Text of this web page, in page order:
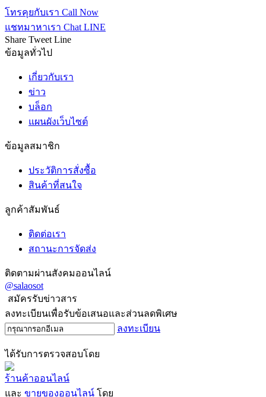
โทรคุยกับเรา Call Now
แชทมาหาเรา Chat LINE
Share Tweet Line
ข้อมูลทั่วไป
เกี่ยวกับเรา
ข่าว
บล็อก
แผนผังเว็บไซต์
ข้อมูลสมาชิก
ประวัติการสั่งซื้อ
สินค้าที่สนใจ
ลูกค้าสัมพันธ์
ติดต่อเรา
สถานะการจัดส่ง
ติดตามผ่านสังคมออนไลน์
@salaosot
สมัครรับข่าวสาร
ลงทะเบียนเพื่อรับข้อเสนอและส่วนลดพิเศษ
ลงทะเบียน
ได้รับการตรวจสอบโดย
ร้านค้าออนไลน์
และ ขายของออนไลน์ โดย